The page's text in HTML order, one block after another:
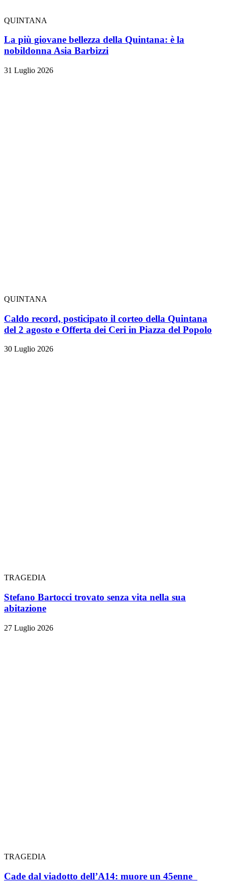
QUINTANA
La più giovane bellezza della Quintana: è la
nobildonna Asia Barbizzi
31 Luglio 2026
QUINTANA
Caldo record, posticipato il corteo della Quintana
del 2 agosto e Offerta dei Ceri in Piazza del Popolo
30 Luglio 2026
TRAGEDIA
Stefano Bartocci trovato senza vita nella sua
abitazione
27 Luglio 2026
TRAGEDIA
Cade dal viadotto dell’A14: muore un 45enne